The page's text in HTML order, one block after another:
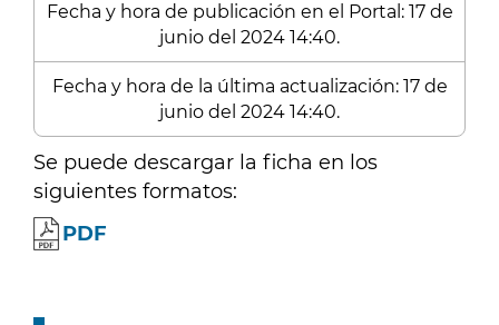
Fecha y hora de publicación en el Portal: 17 de
junio del 2024 14:40.
Fecha y hora de la última actualización: 17 de
junio del 2024 14:40.
Se puede descargar la ficha en los
siguientes formatos:
PDF